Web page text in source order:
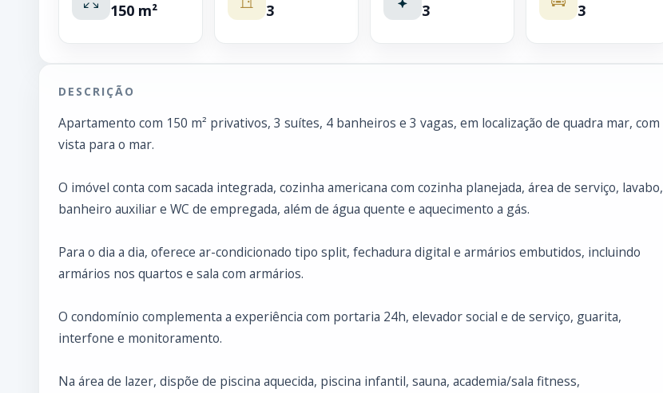
150 m² 3 3 3
DESCRIÇÃO
Apartamento com 150 m² privativos, 3 suítes, 4 banheiros e 3 vagas, em localização de quadra mar, com
vista para o mar.
O imóvel conta com sacada integrada, cozinha americana com cozinha planejada, área de serviço, lavabo,
banheiro auxiliar e WC de empregada, além de água quente e aquecimento a gás.
Para o dia a dia, oferece ar-condicionado tipo split, fechadura digital e armários embutidos, incluindo
armários nos quartos e sala com armários.
O condomínio complementa a experiência com portaria 24h, elevador social e de serviço, guarita,
interfone e monitoramento.
Na área de lazer, dispõe de piscina aquecida, piscina infantil, sauna, academia/sala fitness,